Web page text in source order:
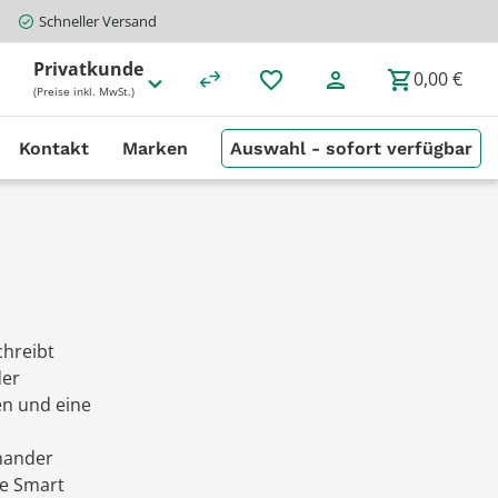
Schneller Versand
Privatkunde
(Preise inkl. MwSt.) 0,00 €
Kontakt Marken Auswahl - sofort verfügbar
und eine
Smart